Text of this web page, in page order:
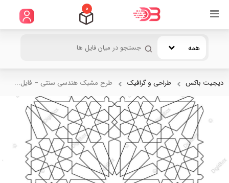
0
همه
دیجیت باکس طراحی و گرافیک طرح مشبک هندسی سنتی – فایل...